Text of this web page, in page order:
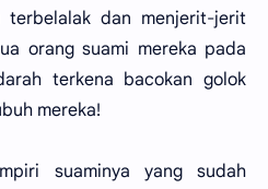
dan menjerit-jerit
orang suami mereka pada
terkena bacokan golok
mereka!
suaminya yang sudah